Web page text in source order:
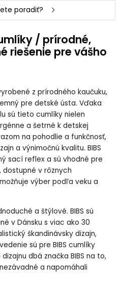
BIBS Boheme
Oak cumlík z
prírodného
kaučuku 2ks,
veľkosť 2
BIBS Boheme
cumlík z
prírodného
kaučuku 2ks,
veľkosť 1
cumlík z
prírodného
kaučuku 2ks,
veľkosť 2
h cumlík z
prírodného
kaučuku 2ks,
veľkosť 1
BIBS Boheme
Blush/Vanilla
cumlík z
prírodného
kaučuku 2ks,
veľkosť 2
BIBS Boheme
nočný
Sage/Cloud
cumlík z
prírodného
kaučuku 2ks,
veľkosť 1
poradiť?
/ prírodné,
riešenie pre vášho
z prírodného kaučuku,
pre detské ústa. Vďaka
sú tieto cumlíky nielen
a šetrné k detskej
na pohodlie a funkčnosť,
a výnimočnú kvalitu. BIBS
sací reflex a sú vhodné pre
v rôznych
výber podľa veku a
a štýlové. BIBS sú
v Dánsku s viac ako 30
škandinávsky dizajn,
sú pre BIBS cumlíky
dbá značka BIBS na to,
a napomáhali